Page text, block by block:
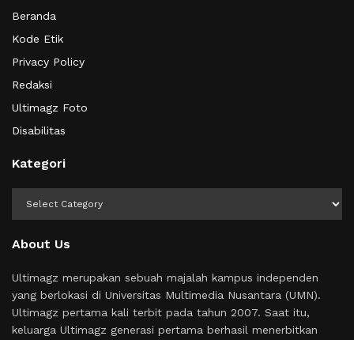
Beranda
Kode Etik
Privacy Policy
Redaksi
Ultimagz Foto
Disabilitas
Kategori
About Us
Ultimagz merupakan sebuah majalah kampus independen
yang berlokasi di Universitas Multimedia Nusantara (UMN).
Ultimagz pertama kali terbit pada tahun 2007. Saat itu,
keluarga Ultimagz generasi pertama berhasil menerbitkan